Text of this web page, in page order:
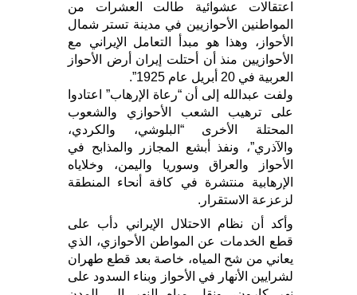
اعتقالات عشوائية طالت العشرات من
المواطنين الأحوازيين في مدينة تستر شمال
الأحواز، وهذا هو مبدأ التعامل الإيراني مع
الأحوازيين منذ أن أحتلت إيران أرض الأحواز
العربية في 20 أبريل عام 1925”.
ولفت عبدالله إلى أن “رعاة الإرهاب” اعتادوا
على ترهيب الشعب الأحوازي والشعوب
المحتلة الأخرى “البلوشي، والكردي،
والآذري”، ونفذ أبشع المجازر والمذابح في
الأحواز والعراق وسوريا واليمن، وخلاياه
الإرهابية منتشرة في كافة أنحاء المنطقة
لزعزعة الاستقرار.
وأكد أن نظام الاحتلال الإيراني دأب على
قطع الخدمات عن المواطن الأحوازي، الذي
يعاني من شح المياه، خاصة بعد قطع طهران
لشرايين الأنهار في الأحواز وبناء السدود على